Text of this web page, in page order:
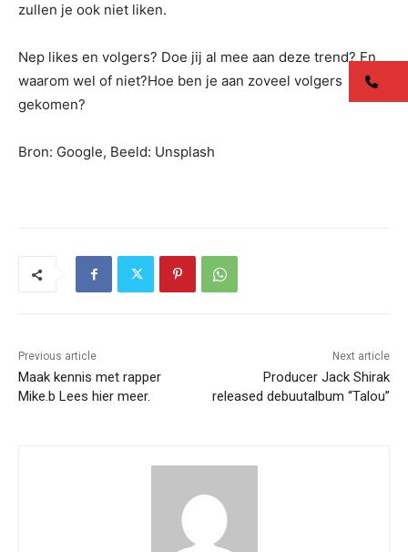
zullen je ook niet liken.
Nep likes en volgers? Doe jij al mee aan deze trend? En
waarom wel of niet?Hoe ben je aan zoveel volgers
gekomen?
Bron: Google, Beeld: Unsplash
Previous article
Maak kennis met rapper
Mike.b Lees hier meer.
Next article
Producer Jack Shirak
released debuutalbum “Talou”